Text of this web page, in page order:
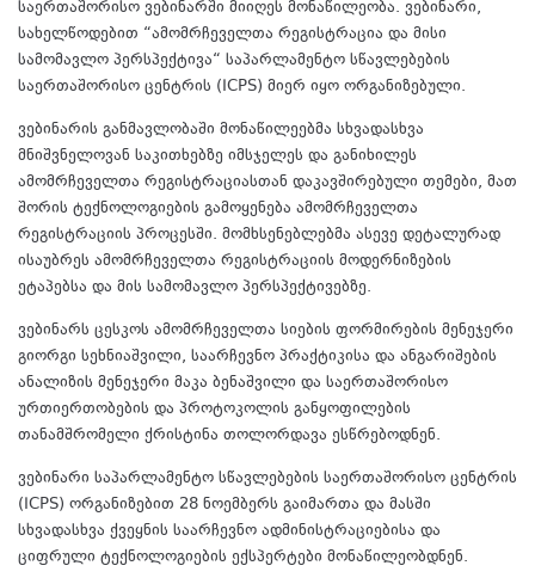
საერთაშორისო ვებინარში მიიღეს მონაწილეობა. ვებინარი,
სახელწოდებით “ამომრჩეველთა რეგისტრაცია და მისი
სამომავლო პერსპექტივა“ საპარლამენტო სწავლებების
საერთაშორისო ცენტრის (ICPS) მიერ იყო ორგანიზებული.
ვებინარის განმავლობაში მონაწილეებმა სხვადასხვა
მნიშვნელოვან საკითხებზე იმსჯელეს და განიხილეს
ამომრჩეველთა რეგისტრაციასთან დაკავშირებული თემები, მათ
შორის ტექნოლოგიების გამოყენება ამომრჩეველთა
რეგისტრაციის პროცესში. მომხსენებლებმა ასევე დეტალურად
ისაუბრეს ამომრჩეველთა რეგისტრაციის მოდერნიზების
ეტაპებსა და მის სამომავლო პერსპექტივებზე.
ვებინარს ცესკოს ამომრჩეველთა სიების ფორმირების მენეჯერი
გიორგი სეხნიაშვილი, საარჩევნო პრაქტიკისა და ანგარიშების
ანალიზის მენეჯერი მაკა ბენაშვილი და საერთაშორისო
ურთიერთობების და პროტოკოლის განყოფილების
თანამშრომელი ქრისტინა თოლორდავა ესწრებოდნენ.
ვებინარი საპარლამენტო სწავლებების საერთაშორისო ცენტრის
(ICPS) ორგანიზებით 28 ნოემბერს გაიმართა და მასში
სხვადასხვა ქვეყნის საარჩევნო ადმინისტრაციებისა და
ციფრული ტექნოლოგიების ექსპერტები მონაწილეობდნენ.